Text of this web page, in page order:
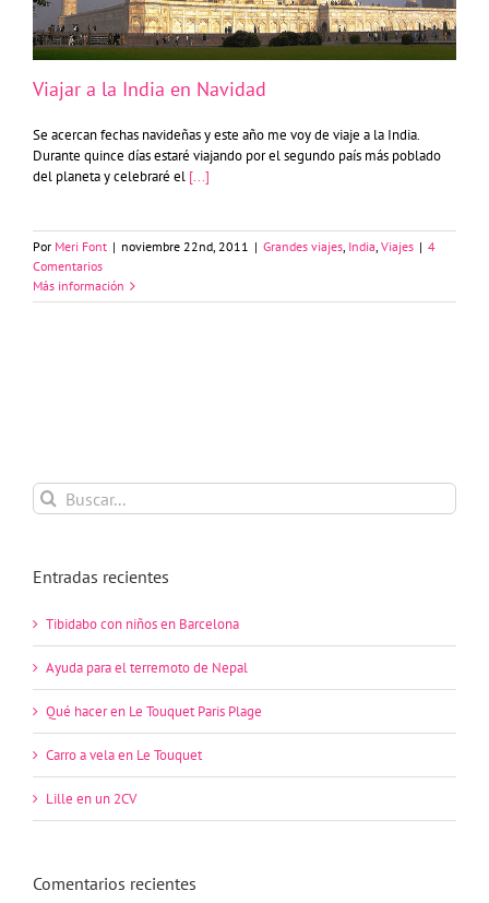
Viajar a la India en Navidad
Se acercan fechas navideñas y este año me voy de viaje a la India.
Durante quince días estaré viajando por el segundo país más poblado
del planeta y celebraré el [...]
Por Meri Font | noviembre 22nd, 2011 | Grandes viajes, India, Viajes | 4
Comentarios
Más información
Buscar:
Entradas recientes
Tibidabo con niños en Barcelona
Ayuda para el terremoto de Nepal
Qué hacer en Le Touquet Paris Plage
Carro a vela en Le Touquet
Lille en un 2CV
Comentarios recientes